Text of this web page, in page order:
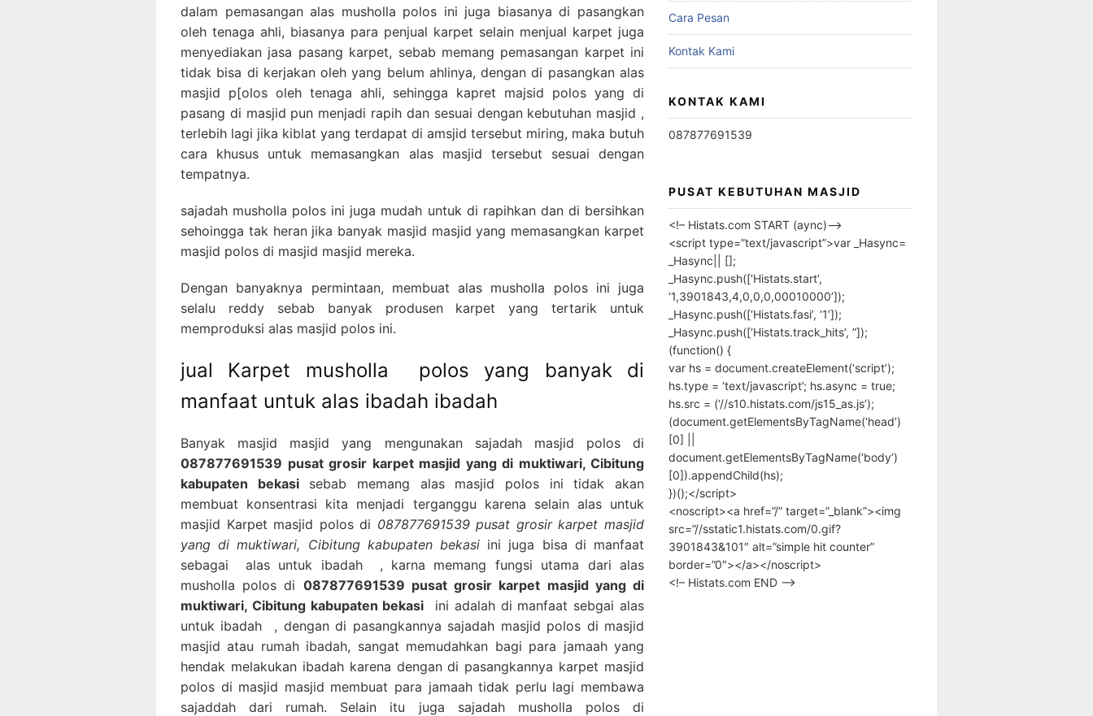
dalam pemasangan alas musholla polos ini juga biasanya di pasangkan
oleh tenaga ahli, biasanya para penjual karpet selain menjual karpet juga
menyediakan jasa pasang karpet, sebab memang pemasangan karpet ini
tidak bisa di kerjakan oleh yang belum ahlinya, dengan di pasangkan alas
masjid p[olos oleh tenaga ahli, sehingga kapret majsid polos yang di
pasang di masjid pun menjadi rapih dan sesuai dengan kebutuhan masjid ,
terlebih lagi jika kiblat yang terdapat di amsjid tersebut miring, maka butuh
cara khusus untuk memasangkan alas masjid tersebut sesuai dengan
tempatnya.
sajadah musholla polos ini juga mudah untuk di rapihkan dan di bersihkan
sehoingga tak heran jika banyak masjid masjid yang memasangkan karpet
masjid polos di masjid masjid mereka.
Dengan banyaknya permintaan, membuat alas musholla polos ini juga
selalu reddy sebab banyak produsen karpet yang tertarik untuk
memproduksi alas masjid polos ini.
jual Karpet musholla polos yang banyak di
manfaat untuk alas ibadah ibadah
Banyak masjid masjid yang mengunakan sajadah masjid polos di
087877691539 pusat grosir karpet masjid yang di muktiwari, Cibitung
kabupaten bekasisebab memang alas masjid polos ini tidak akan
membuat konsentrasi kita menjadi terganggu karena selain alas untuk
masjid Karpet masjid polos di 087877691539 pusat grosir karpet masjid
yang di muktiwari, Cibitung kabupaten bekasi ini juga bisa di manfaat
sebagai alas untuk ibadah , karna memang fungsi utama dari alas
musholla polos di 087877691539 pusat grosir karpet masjid yang di
muktiwari, Cibitung kabupaten bekasi ini adalah di manfaat sebgai alas
untuk ibadah , dengan di pasangkannya sajadah masjid polos di masjid
masjid atau rumah ibadah, sangat memudahkan bagi para jamaah yang
hendak melakukan ibadah karena dengan di pasangkannya karpet masjid
polos di masjid masjid membuat para jamaah tidak perlu lagi membawa
sajaddah dari rumah. Selain itu juga sajadah musholla polos di
Cara Pesan
Kontak Kami
KONTAK KAMI
087877691539
PUSAT KEBUTUHAN MASJID
<!– Histats.com START (aync)–>
<script type=”text/javascript”>var _Hasync=
_Hasync|| [];
_Hasync.push([‘Histats.start’,
‘1,3901843,4,0,0,0,00010000’]);
_Hasync.push([‘Histats.fasi’, ‘1’]);
_Hasync.push([‘Histats.track_hits’, ”]);
(function() {
var hs = document.createElement(‘script’);
hs.type = ‘text/javascript’; hs.async = true;
hs.src = (‘//s10.histats.com/js15_as.js’);
(document.getElementsByTagName(‘head’)
[0] ||
document.getElementsByTagName(‘body’)
[0]).appendChild(hs);
})();</script>
<noscript><a href=”/” target=”_blank”><img
src=”//sstatic1.histats.com/0.gif?
3901843&101″ alt=”simple hit counter”
border=”0″></a></noscript>
<!– Histats.com END –>